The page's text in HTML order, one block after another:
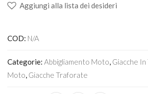
Aggiungi alla lista dei desideri
COD: N/A
Categorie: Abbigliamento Moto, Giacche
Moto, Giacche Traforate